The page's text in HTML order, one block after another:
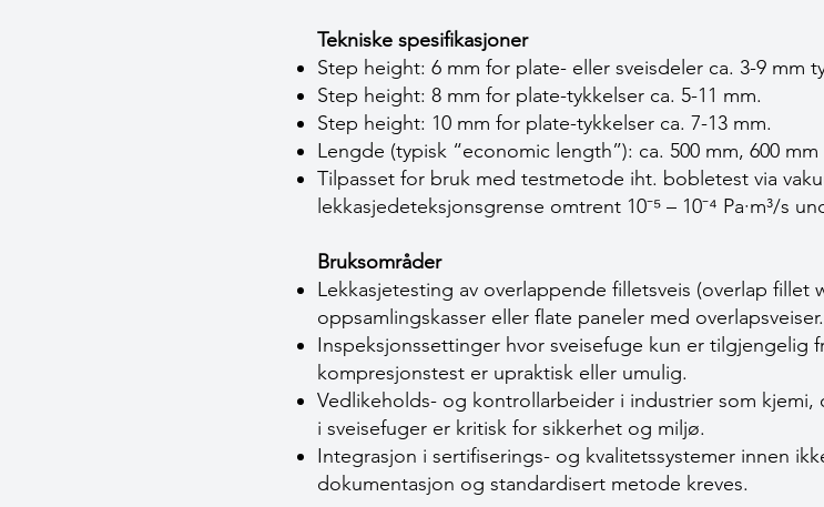
Tekniske spesifikasjoner
Step height: 6 mm for plate- eller sveisdeler ca. 3-9 mm
Step height: 8 mm for plate-tykkelser ca. 5-11 mm.
Step height: 10 mm for plate-tykkelser ca. 7-13 mm.
Lengde (typisk “economic length”): ca. 500 mm, 600 mm
Tilpasset for bruk med testmetode iht. bobletest via
lekkasjedeteksjonsgrense omtrent 10⁻⁵ – 10⁻⁴ Pa·m³/s
Bruksområder
Lekkasjetesting av overlappende fillet­sveis (overlap fillet
oppsamlingskasser eller flate paneler med overlap­sveiser.
Inspeksjonssettinger hvor sveisefuge kun er tilgjengelig
kompresjonstest er upraktisk eller umulig.
Vedlikeholds- og kontrollarbeider i industrier som
i sveisefuger er kritisk for sikkerhet og miljø.
Integrasjon i sertifiserings- og kvalitetssystemer innen
dokumentasjon og standardisert metode kreves.